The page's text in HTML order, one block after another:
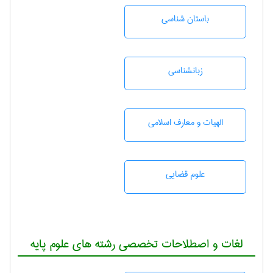
باستان شناسی
زبانشناسی
الهیات و معارف اسلامی
علوم قضایی
لغات و اصطلاحات تخصصی رشته های علوم پایه